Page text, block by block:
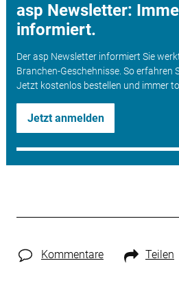
asp Newsletter:
informiert.
Der asp Newsletter informiert Sie
Branchen-Geschehnisse. So erfahren
Jetzt kostenlos bestellen und immer
Jetzt anmelden
Kommentare Teilen